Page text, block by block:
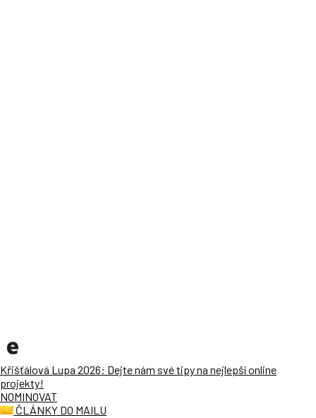
Křišťálová Lupa 2026: Dejte nám své tipy na nejlepší online
projekty!
NOMINOVAT
ČLÁNKY DO MAILU